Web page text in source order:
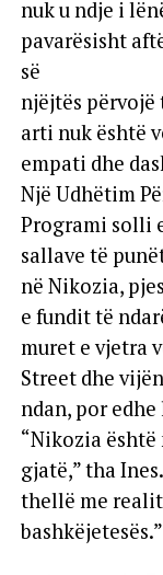
nuk u ndje i
pavarësisht
së
njëjtës përvojë
arti nuk është
empati dhe
Një Udhëtim
Programi solli
sallave të
në Nikozia,
e fundit të
muret e vjetra
Street dhe
ndan, por
“Nikozia është
gjatë,” tha
thellë me
bashkëjetesës.”